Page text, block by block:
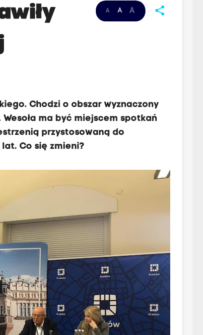
A A A share
Chodzi o obszar wyznaczony
ma być miejscem spotkań
przystosowaną do
Co się zmieni?